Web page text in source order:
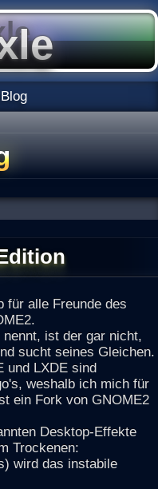
für alle Freunde des
ist der gar nicht,
sucht seines Gleichen.
und LXDE sind
weshalb ich mich für
ein Fork von GNOME2
Desktop-Effekte
Trockenen:
wird das instabile